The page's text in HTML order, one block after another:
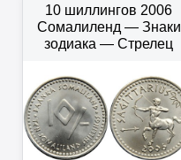
10 шиллингов 2006
Сомалиленд — Знаки
зодиака — Стрелец